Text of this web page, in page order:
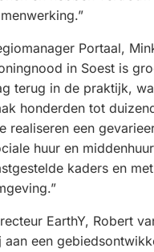
Portaal,
in Soest is
terug in de praktijk,
honderden tot
realiseren een
huur en
kaders en
EarthY, Robert
aan een